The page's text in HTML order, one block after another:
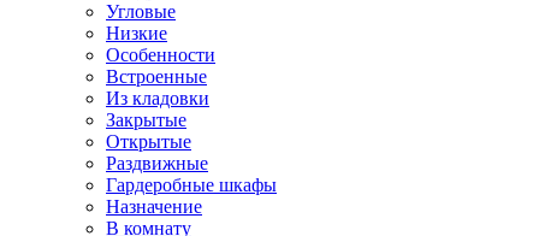
Угловые
Низкие
Особенности
Встроенные
Из кладовки
Закрытые
Открытые
Раздвижные
Гардеробные шкафы
Назначение
В комнату